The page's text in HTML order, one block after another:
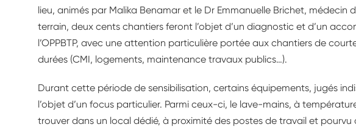
lieu, animés par Malika Benamar et le Dr Emmanuelle Brichet, médecin
terrain, deux cents chantiers feront l’objet d’un diagnostic et d’un
l’OPPBTP, avec une attention particulière portée aux chantiers de
durées (CMI, logements, maintenance travaux publics…).
Durant cette période de sensibilisation, certains équipements, jugés
l’objet d’un focus particulier. Parmi ceux-ci, le lave-mains, à
trouver dans un local dédié, à proximité des postes de travail et pourvu